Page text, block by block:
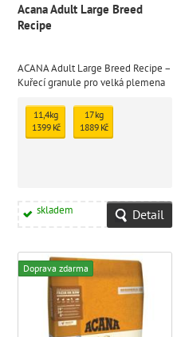
Acana Adult Large Breed
Recipe
ACANA Adult Large Breed Recipe –
Kuřecí granule pro velká plemena
11,4kg
1399 Kč
17 kg
1889 Kč
skladem Detail
Doprava zdarma